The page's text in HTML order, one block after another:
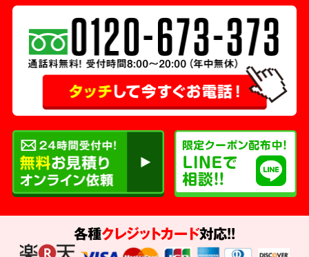
各種クレジットカード対応!!